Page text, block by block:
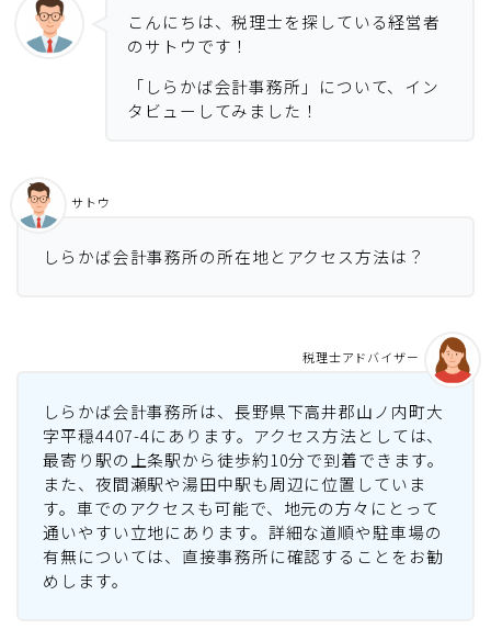
こんにちは、税理士を探している経営者
のサトウです！
「しらかば会計事務所」について、イン
タビューしてみました！
しらかば会計事務所の所在地とアクセス方法は？
サトウ
しらかば会計事務所は、長野県下高井郡山ノ内町大
字平穏4407-4にあります。アクセス方法としては、
最寄り駅の上条駅から徒歩約10分で到着できます。
また、夜間瀬駅や湯田中駅も周辺に位置していま
す。車でのアクセスも可能で、地元の方々にとって
通いやすい立地にあります。詳細な道順や駐車場の
有無については、直接事務所に確認することをお勧
めします。
税理士アドバイザー